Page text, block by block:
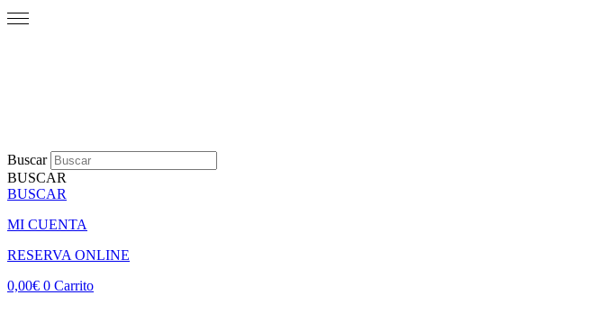
Buscar
BUSCAR
BUSCAR
MI CUENTA
RESERVA ONLINE
0,00€ 0 Carrito